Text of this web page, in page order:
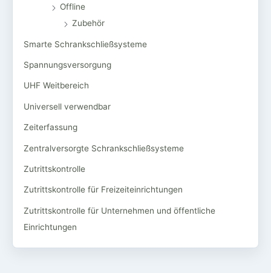
Offline
Zubehör
Smarte Schrankschließsysteme
Spannungsversorgung
UHF Weitbereich
Universell verwendbar
Zeiterfassung
Zentralversorgte Schrankschließsysteme
Zutrittskontrolle
Zutrittskontrolle für Freizeiteinrichtungen
Zutrittskontrolle für Unternehmen und öffentliche
Einrichtungen